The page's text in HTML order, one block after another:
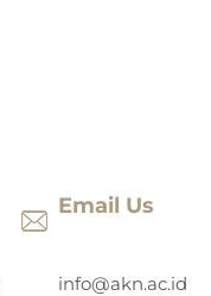
Email Us
info@akn.ac.id